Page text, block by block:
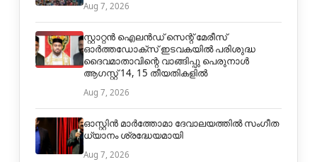
Aug 7, 2026
സ്റ്റാറ്റൻ ഐലൻഡ് സെന്റ് മേരീസ്
ഓർത്തഡോക്സ് ഇടവകയിൽ പരിശുദ്ധ
ദൈവമാതാവിന്റെ വാങ്ങിപ്പു പെരുനാൾ
ആഗസ്റ്റ് 14, 15 തീയതികളിൽ
Aug 7, 2026
ഓസ്റ്റിൻ മാർത്തോമാ ദേവാലയത്തിൽ സംഗീത
ധ്യാനം ശ്രദ്ധേയമായി
Aug 7, 2026